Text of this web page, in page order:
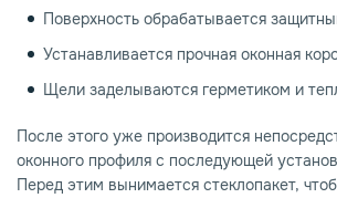
Поверхность обрабатывается
Устанавливается прочная оконная
Щели заделываются герметиком и
После этого уже производится
оконного профиля с последующей
Перед этим вынимается стеклопакет,